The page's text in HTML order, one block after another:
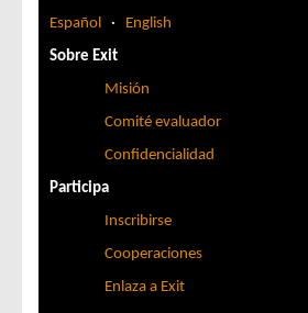
Español · English
Sobre Exit
Misión
Comité evaluador
Confidencialidad
Participa
Inscribirse
Cooperaciones
Enlaza a Exit